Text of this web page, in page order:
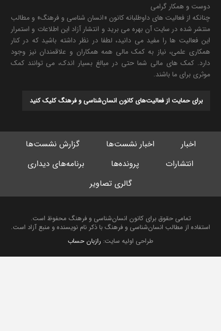
دوست و همکار گرامی
چنانکه از فعالیت های داوطلبانه کانون «انسان شناسی و فرهنگ» و مطالب
منتشر شده در سایت آن بهره می برید و انتشار آزاد این اطلاعات و استمرار
این فعالیت ها را مفید می دانید، لطفا در نظر داشته باشید که در کنار
همکاری علمی، نیاز به کمک مالی همه همکاران و علاقمندان نیز وجود
دارد. کمک های مالی شما حتی در مبالغ بسیار اندک، می توانند کمک
موثری برای ما باشند.
برای حمایت از فعالیت‌های کانون انسان‌شناسی و فرهنگ کلیک کنید
اخبار اخبار نشست‌ها
گزارش نشست‌ها
انتشارات
پرونده‌ها
برنامه‌های دیداری
گالری تصاویر
تمامی حقوق برای کانون انسان‌شناسی و فرهنگ محفوظ است.
استفاده از مطالب انسان‌شناسی و فرهنگ با ذکر نام نویسنده و منبع آزاد است.
طراحی اولیه سایت:رازبان حساب